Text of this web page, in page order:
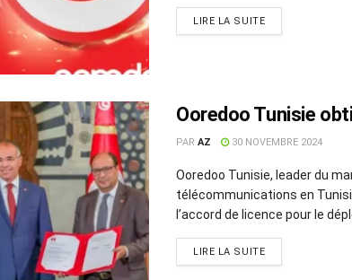
LIRE LA SUITE
Ooredoo Tunisie
PAR AZ 30 NOVEMBRE 2024
Ooredoo Tunisie, leader du
télécommunications en
l’accord de licence pour le
LIRE LA SUITE